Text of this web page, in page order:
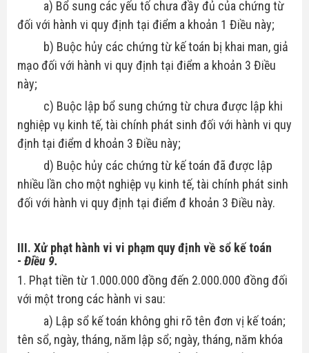
a) Bổ sung các yếu tố chưa đầy đủ của chứng từ
đối với hành vi quy định tại điểm a khoản 1 Điều này;
b) Buộc hủy các chứng từ kế toán bị khai man, giả
mạo đối với hành vi quy định tại điểm a khoản 3 Điều
này;
c) Buộc lập bổ sung chứng từ chưa được lập khi
nghiệp vụ kinh tế, tài chính phát sinh đối với hành vi quy
định tại điểm d khoản 3 Điều này;
d) Buộc hủy các chứng từ kế toán đã được lập
nhiều lần cho một nghiệp vụ kinh tế, tài chính phát sinh
đối với hành vi quy định tại điểm đ khoản 3 Điều này.
III. Xử phạt hành vi vi phạm quy định về sổ kế toán
- Điều 9.
1. Phạt tiền từ 1.000.000 đồng đến 2.000.000 đồng đối
với một trong các hành vi sau:
a) Lập sổ kế toán không ghi rõ tên đơn vị kế toán;
tên sổ, ngày, tháng, năm lập sổ; ngày, tháng, năm khóa